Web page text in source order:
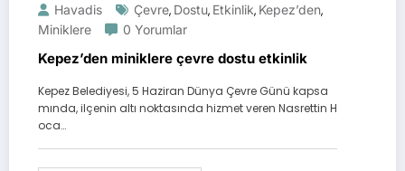
Havadis Çevre, Dostu, Etkinlik, Kepez’den,
Miniklere
0 Yorumlar
Kepez’den miniklere çevre dostu etkinlik
Kepez Belediyesi, 5 Haziran Dünya Çevre Günü kapsa
mında, ilçenin altı noktasında hizmet veren Nasrettin H
oca…